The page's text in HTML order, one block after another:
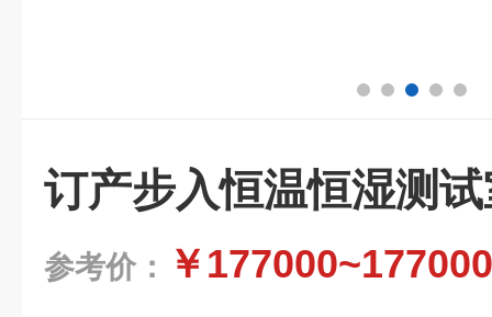
订产步入恒温恒湿测
参考价： ￥177000~177000